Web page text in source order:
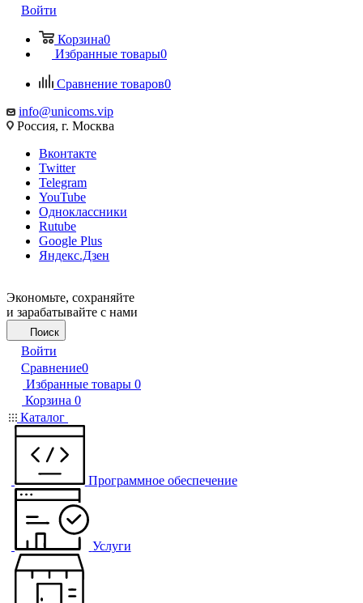
Войти
Корзина0
Избранные товары0
Сравнение товаров0
info@unicoms.vip
Россия, г. Москва
Вконтакте
Twitter
Telegram
YouTube
Одноклассники
Rutube
Google Plus
Яндекс.Дзен
Экономьте, сохраняйте
и зарабатывайте с нами
Поиск
Войти
Сравнение0
Избранные товары 0
Корзина 0
Каталог
Программное обеспечение
Услуги